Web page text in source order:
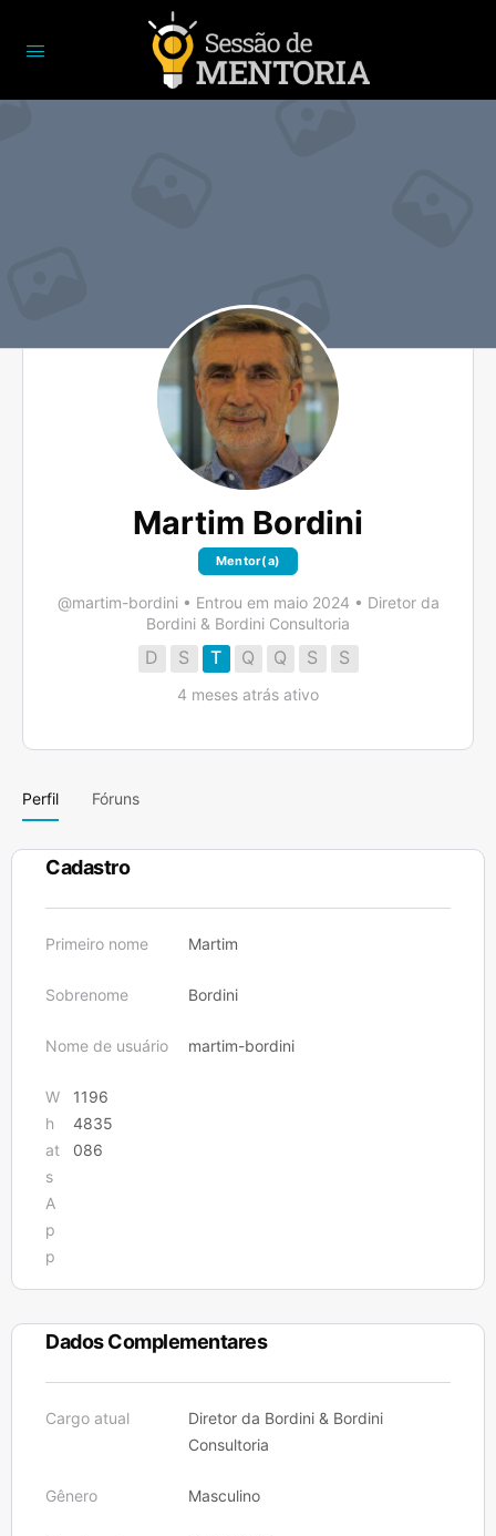
Martim Bordini
Mentor(a)
@martim-bordini • Entrou em maio 2024 • Diretor da
Bordini & Bordini Consultoria
D S T Q Q S S
4 meses atrás ativo
Perfil Fóruns
Cadastro
Primeiro nome Martim
Sobrenome Bordini
Nome de usuário martim-bordini
W
h
at
s
A
p
p
1196
4835
086
Dados Complementares
Cargo atual
Diretor da Bordini & Bordini
Consultoria
Gênero Masculino